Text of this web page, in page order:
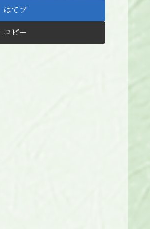
はてブ
コピー